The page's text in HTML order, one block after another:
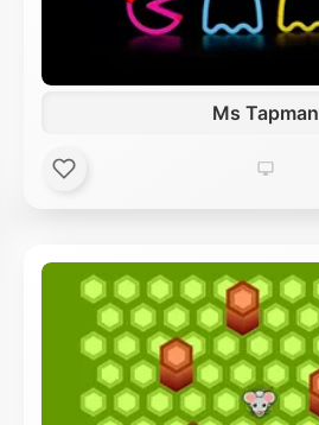
Ms Tapman